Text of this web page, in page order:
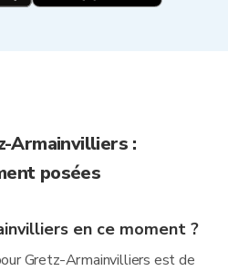
Armainvilliers :
posées
en ce moment ?
Gretz-Armainvilliers est de